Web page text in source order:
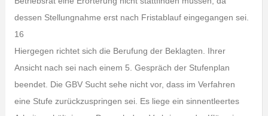
dessen Stellungnahme erst nach Fristablauf eingegangen sei.
16
Hiergegen richtet sich die Berufung der Beklagten. Ihrer
Ansicht nach sei nach einem 5. Gespräch der Stufenplan
beendet. Die GBV Sucht sehe nicht vor, dass im Verfahren
eine Stufe zurückzuspringen sei. Es liege ein sinnentleertes